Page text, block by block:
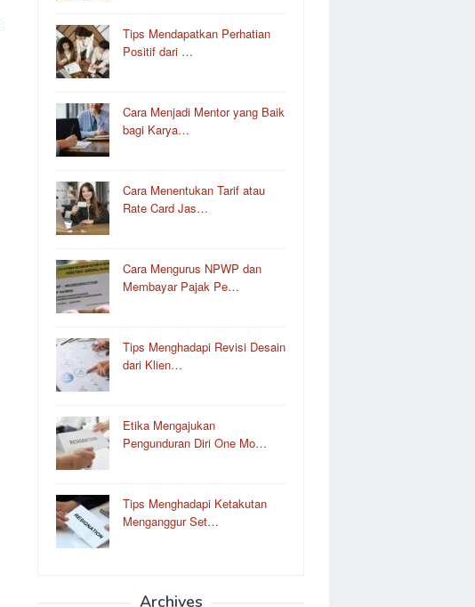
Tips Mendapatkan Perhatian
Positif dari …
Cara Menjadi Mentor yang Baik
bagi Karya…
Cara Menentukan Tarif atau
Rate Card Jas…
Cara Mengurus NPWP dan
Membayar Pajak Pe…
Tips Menghadapi Revisi Desain
dari Klien…
Etika Mengajukan
Pengunduran Diri One Mo…
Tips Menghadapi Ketakutan
Menganggur Set…
Archives